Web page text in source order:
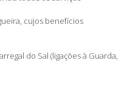
cujos benefícios
do Sal (ligações à Guarda,